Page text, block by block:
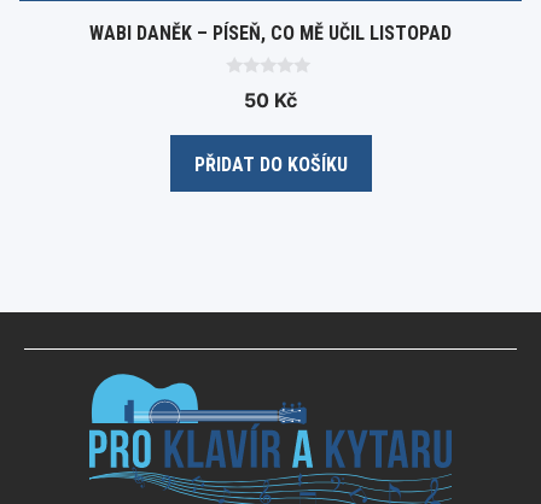
WABI DANĚK – PÍSEŇ, CO MĚ UČIL LISTOPAD
t
f
50 Kč
PŘIDAT DO KOŠÍKU